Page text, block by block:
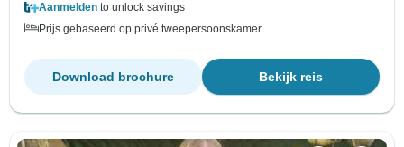
Aanmelden to unlock savings
Prijs gebaseerd op privé tweepersoonskamer
Bekijk reis
Download brochure